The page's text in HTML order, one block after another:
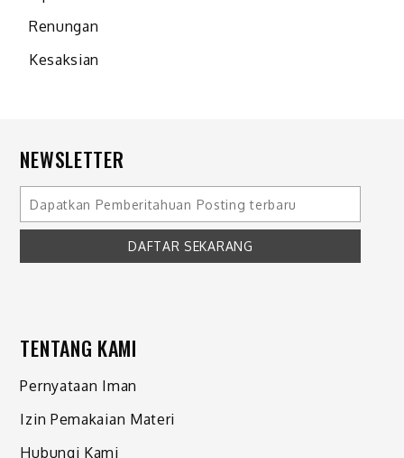
Renungan
Kesaksian
NEWSLETTER
TENTANG KAMI
Pernyataan Iman
Izin Pemakaian Materi
Hubungi Kami